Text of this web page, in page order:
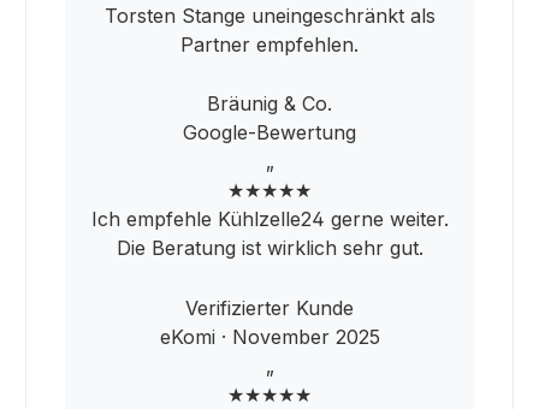
Torsten Stange uneingeschränkt als
Partner empfehlen.
Bräunig & Co.
Google-Bewertung
„
★★★★★
Ich empfehle Kühlzelle24 gerne weiter.
Die Beratung ist wirklich sehr gut.
Verifizierter Kunde
eKomi · November 2025
„
★★★★★